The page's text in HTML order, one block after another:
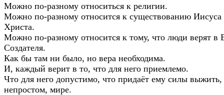
Можно по-разному относиться к религии.
Можно по-разному относится к существованию Иисуса
Христа.
Можно по-разному относится к тому, что люди верят в
Создателя.
Как бы там ни было, но вера необходима.
И, каждый верит в то, что для него приемлемо.
Что для него допустимо, что придаёт ему силы выжить,
непростом, мире.